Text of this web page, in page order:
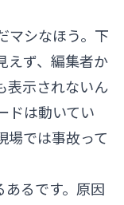
マシなほう。下
えず、編集者か
表示されないん
ドは動いてい
場では事故って
るです。原因